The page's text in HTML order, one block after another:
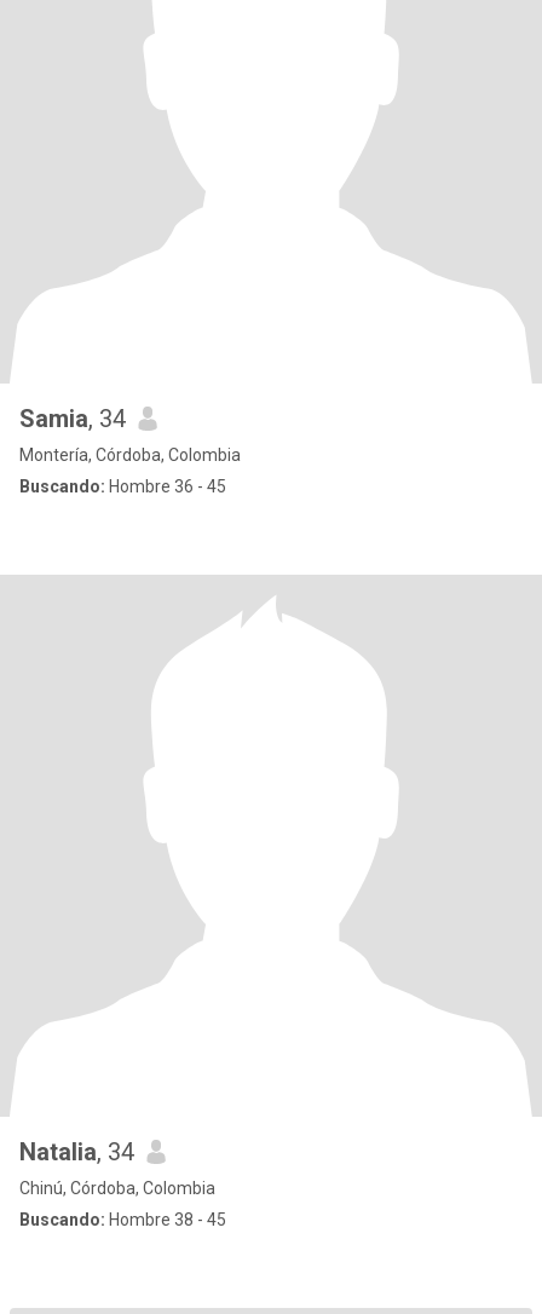
Samia, 34
Montería, Córdoba, Colombia
Buscando: Hombre 36 - 45
Natalia, 34
Chinú, Córdoba, Colombia
Buscando: Hombre 38 - 45